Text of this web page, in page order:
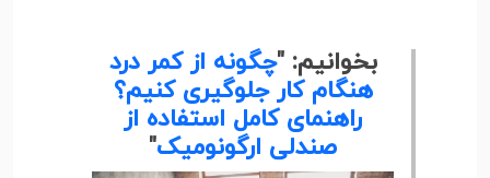
بخوانیم: "چگونه از کمر درد
هنگام کار جلوگیری کنیم؟
راهنمای کامل استفاده از
صندلی ارگونومیک"